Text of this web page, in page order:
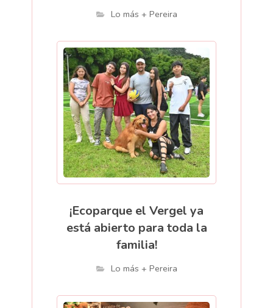
Lo más + Pereira
¡Ecoparque el Vergel ya
está abierto para toda la
familia!
Lo más + Pereira